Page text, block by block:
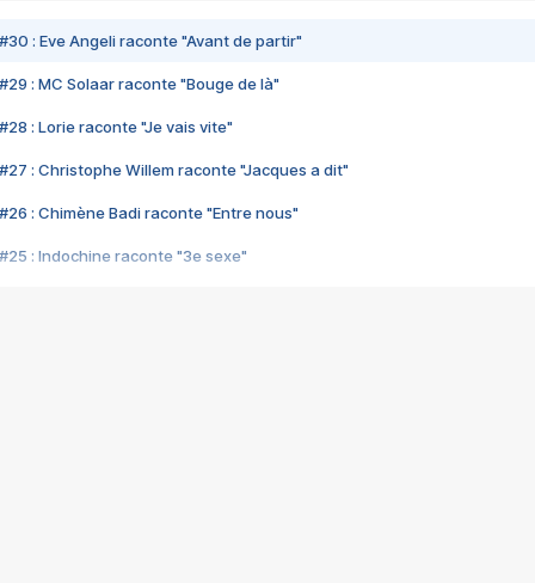
#30 : Eve Angeli raconte "Avant de partir"
#29 : MC Solaar raconte "Bouge de là"
#28 : Lorie raconte "Je vais vite"
#27 : Christophe Willem raconte "Jacques a dit"
#26 : Chimène Badi raconte "Entre nous"
#25 : Indochine raconte "3e sexe"